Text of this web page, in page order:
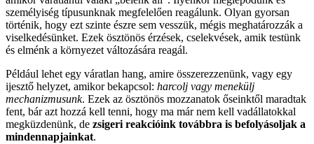
személyiség típusunknak megfelelően reagálunk. Olyan gyorsan
történik, hogy ezt szinte észre sem vesszük, mégis meghatározzák a
viselkedésünket. Ezek ösztönös érzések, cselekvések, amik testünk
és elménk a környezet változására reagál.
Például lehet egy váratlan hang, amire összerezzenünk, vagy egy
ijesztő helyzet, amikor bekapcsol: harcolj vagy menekülj
mechanizmusunk. Ezek az ösztönös mozzanatok őseinktől maradtak
fent, bár azt hozzá kell tenni, hogy ma már nem kell vadállatokkal
megküzdenünk, de zsigeri reakcióink továbbra is befolyásoljak a
mindennapjainkat.